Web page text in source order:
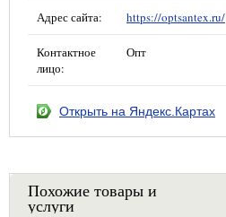
Адрес сайта: https://optsantex.ru/
Контактное
лицо:
Опт
Открыть на Яндекс.Картах
Похожие товары и
услуги